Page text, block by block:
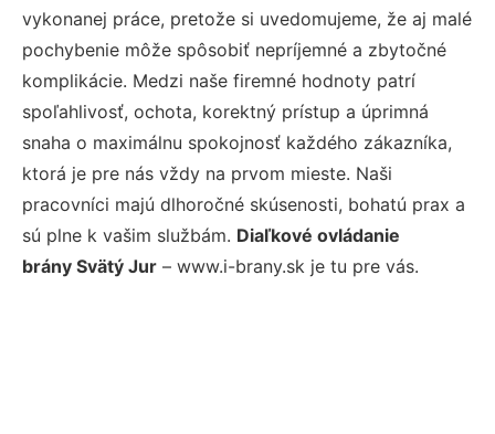
vykonanej práce, pretože si uvedomujeme, že aj malé
pochybenie môže spôsobiť nepríjemné a zbytočné
komplikácie. Medzi naše firemné hodnoty patrí
spoľahlivosť, ochota, korektný prístup a úprimná
snaha o maximálnu spokojnosť každého zákazníka,
ktorá je pre nás vždy na prvom mieste. Naši
pracovníci majú dlhoročné skúsenosti, bohatú prax a
sú plne k vašim službám. Diaľkové ovládanie
brány Svätý Jur – www.i-brany.sk je tu pre vás.